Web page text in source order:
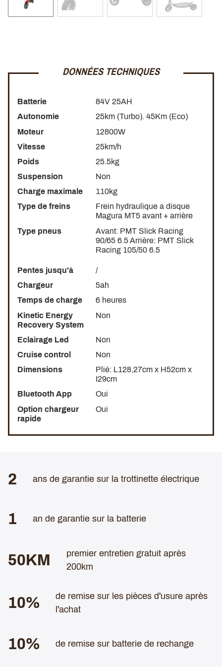
instantanément le design des motos ou des voitures de
inimitable! Quand on y regarde, on voit clairement que le
RION RE60est dans la catégoriedes hyper trottinette
UN FREINAGE DE QUALITÉ
LaRION RE60est équipé de
pistons par étrier) à l'avant comme à l'arrière ainsi que des
disques de 140mm
. Pas de freinage électromagnétique
sur cette trottinette! Comme toute machine de compétition,
on enlève toute assistance superflue.
BATTERIE ET CONTRÔLEURS
dispose d'une batterie
Intelligemment conçu,RIONa équipé sa batterie d'un
BMS externe (200Ah)
Deux contrôleurs de 160 Ah pilotent chacun les moteurs
DONNÉES TECHNIQUES
Batterie
84V 25AH
Autonomie
25km (Turbo). 45Km (Eco)
Moteur
12800W
Vitesse
25km/h
Poids
25.5kg
Suspension
Non
Charge maximale
110kg
Type de freins
Frein hydraulique a disque
Magura MT5 avant + arrière
Type pneus
Avant: PMT Slick Racing
90/65 6.5 Arrière: PMT Slick
Racing 105/50 6.5
Pentes jusqu'à
/
Chargeur
5ah
Temps de charge
6 heures
Kinetic Energy
Recovery System
Non
Eclairage Led
Non
Cruise control
Non
Dimensions
Plié: L128,27cm x H52cm x
I29cm
Bluetooth App
Oui
Option chargeur
rapide
Oui
2 ans de garantie sur la trottinette électrique
1 an de garantie sur la batterie
50KM
premier entretien gratuit après
200km
10%
de remise sur les pièces d'usure après
l'achat
10% de remise sur batterie de rechange